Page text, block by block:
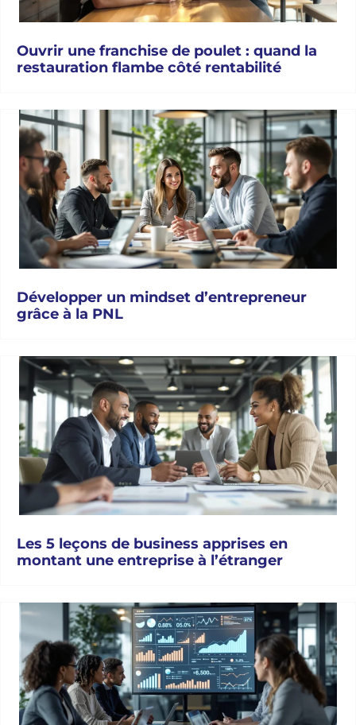
Ouvrir une franchise de poulet : quand la
restauration flambe côté rentabilité
Développer un mindset d’entrepreneur
grâce à la PNL
Les 5 leçons de business apprises en
montant une entreprise à l’étranger